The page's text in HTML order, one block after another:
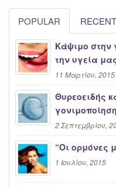
POPULAR RECENT
Κάψιμο στην
την υγεία
11 Μαρτίου, 2015
Θυρεοειδής
2 Σεπτεμβρίου,
“Oι ορμόνες
1 Ιουλίου, 2015